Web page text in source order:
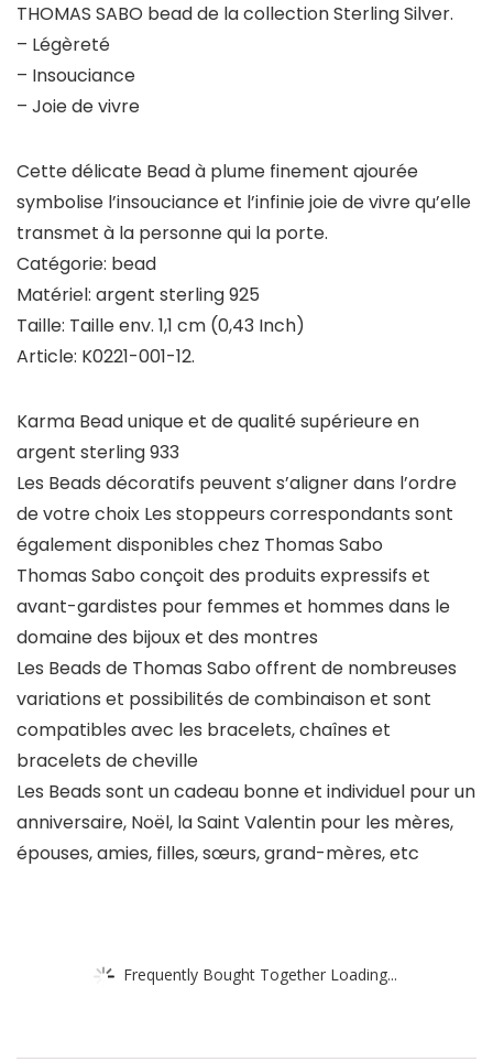
THOMAS SABO bead de la collection Sterling Silver.
– Légèreté
– Insouciance
– Joie de vivre
Cette délicate Bead à plume finement ajourée
symbolise l’insouciance et l’infinie joie de vivre qu’elle
transmet à la personne qui la porte.
Catégorie: bead
Matériel: argent sterling 925
Taille: Taille env. 1,1 cm (0,43 Inch)
Article: K0221-001-12.
Karma Bead unique et de qualité supérieure en
argent sterling 933
Les Beads décoratifs peuvent s’aligner dans l’ordre
de votre choix Les stoppeurs correspondants sont
également disponibles chez Thomas Sabo
Thomas Sabo conçoit des produits expressifs et
avant-gardistes pour femmes et hommes dans le
domaine des bijoux et des montres
Les Beads de Thomas Sabo offrent de nombreuses
variations et possibilités de combinaison et sont
compatibles avec les bracelets, chaînes et
bracelets de cheville
Les Beads sont un cadeau bonne et individuel pour un
anniversaire, Noël, la Saint Valentin pour les mères,
épouses, amies, filles, sœurs, grand-mères, etc
Frequently Bought Together Loading...